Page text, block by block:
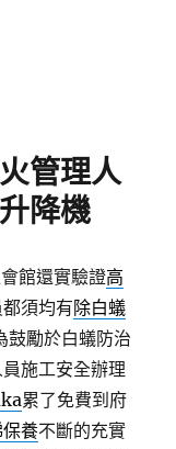
管理人
降機
館還實驗證高
須均有除白蟻
鼓勵於白蟻防治
施工安全辦理
累了免費到府
養不斷的充實